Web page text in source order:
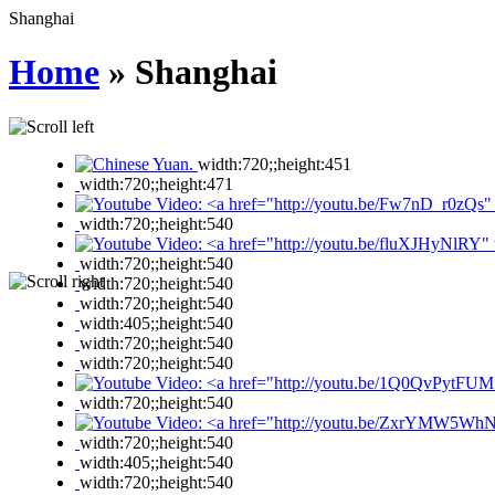
Shanghai
Home » Shanghai
width:720;;height:451
width:720;;height:471
width:720;;height:540
width:720;;height:540
width:720;;height:540
width:720;;height:540
width:405;;height:540
width:720;;height:540
width:720;;height:540
width:720;;height:540
width:720;;height:540
width:405;;height:540
width:720;;height:540